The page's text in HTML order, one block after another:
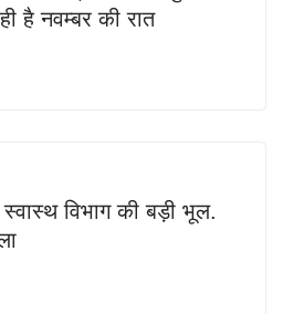
है नवम्बर की रात
विभाग की बड़ी भूल.